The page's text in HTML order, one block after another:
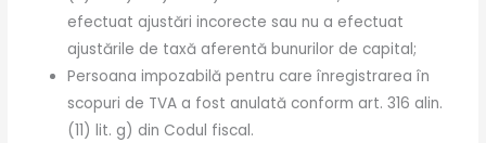
efectuat ajustări incorecte sau nu a efectuat
ajustările de taxă aferentă bunurilor de capital;
Persoana impozabilă pentru care înregistrarea în
scopuri de TVA a fost anulată conform art. 316 alin.
(11) lit. g) din Codul fiscal.